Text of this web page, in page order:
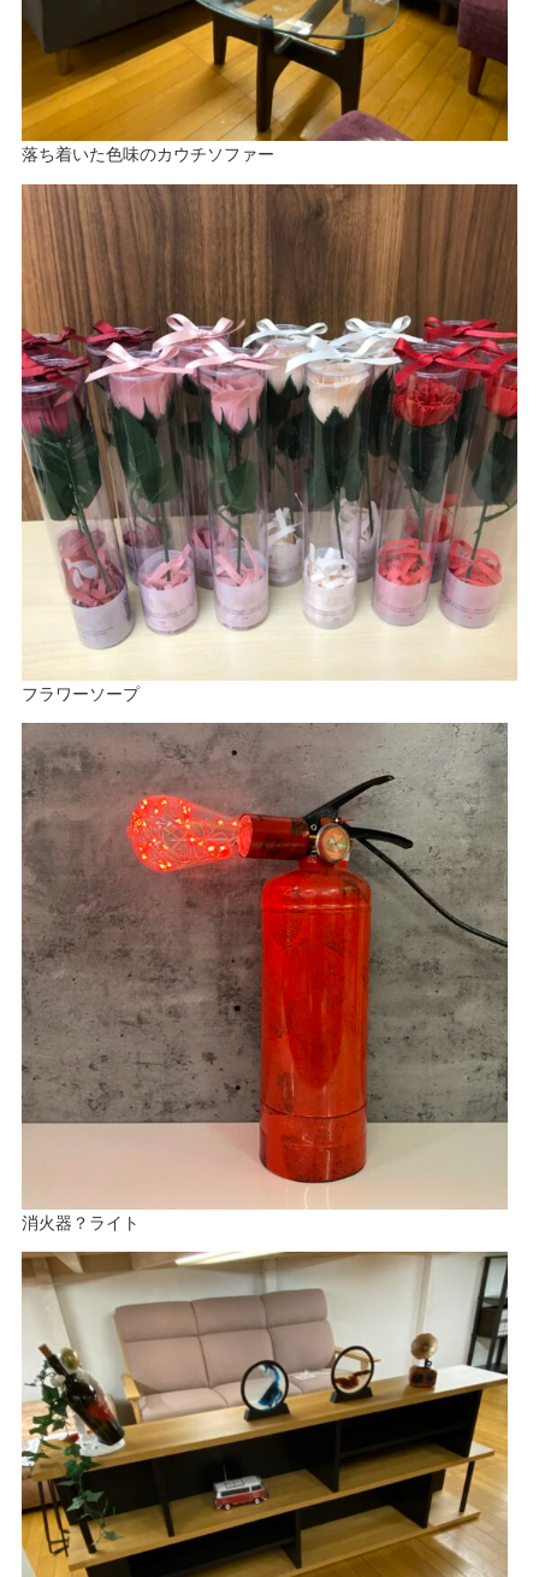
落ち着いた色味のカウチソファー
フラワーソープ
消火器？ライト